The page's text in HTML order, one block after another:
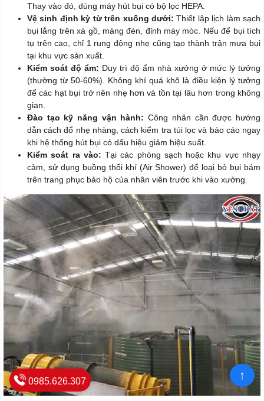
Thay vào đó, dùng máy hút bụi có bộ lọc HEPA.
Vệ sinh định kỳ từ trên xuống dưới: Thiết lập lịch làm sạch
bụi lắng trên xà gồ, máng đèn, đỉnh máy móc. Nếu để bụi tích
tụ trên cao, chỉ 1 rung động nhẹ cũng tạo thành trận mưa bụi
tại khu vực sản xuất.
Kiểm soát độ ẩm: Duy trì độ ẩm nhà xưởng ở mức lý tưởng
(thường từ 50-60%). Không khí quá khô là điều kiện lý tưởng
để các hạt bụi trở nên nhẹ hơn và tồn tại lâu hơn trong không
gian.
Đào tạo kỹ năng vận hành: Công nhân cần được hướng
dẫn cách đổ nhẹ nhàng, cách kiểm tra túi lọc và báo cáo ngay
khi hệ thống hút bụi có dấu hiệu giảm hiệu suất.
Kiểm soát ra vào: Tại các phòng sạch hoặc khu vực nhạy
cảm, sử dụng buồng thổi khí (Air Shower) để loại bỏ bụi bám
trên trang phục bảo hộ của nhân viên trước khi vào xưởng.
0985.626.307 ↑